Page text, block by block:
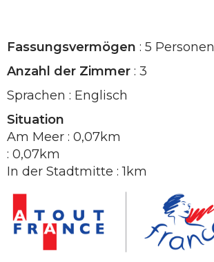
Fassungsvermögen : 5 Personen
Anzahl der Zimmer : 3
Sprachen : Englisch
Situation
Am Meer : 0,07km
: 0,07km
In der Stadtmitte : 1km